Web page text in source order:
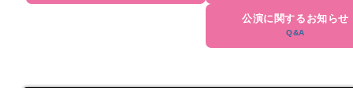
公演に関するお知らせ